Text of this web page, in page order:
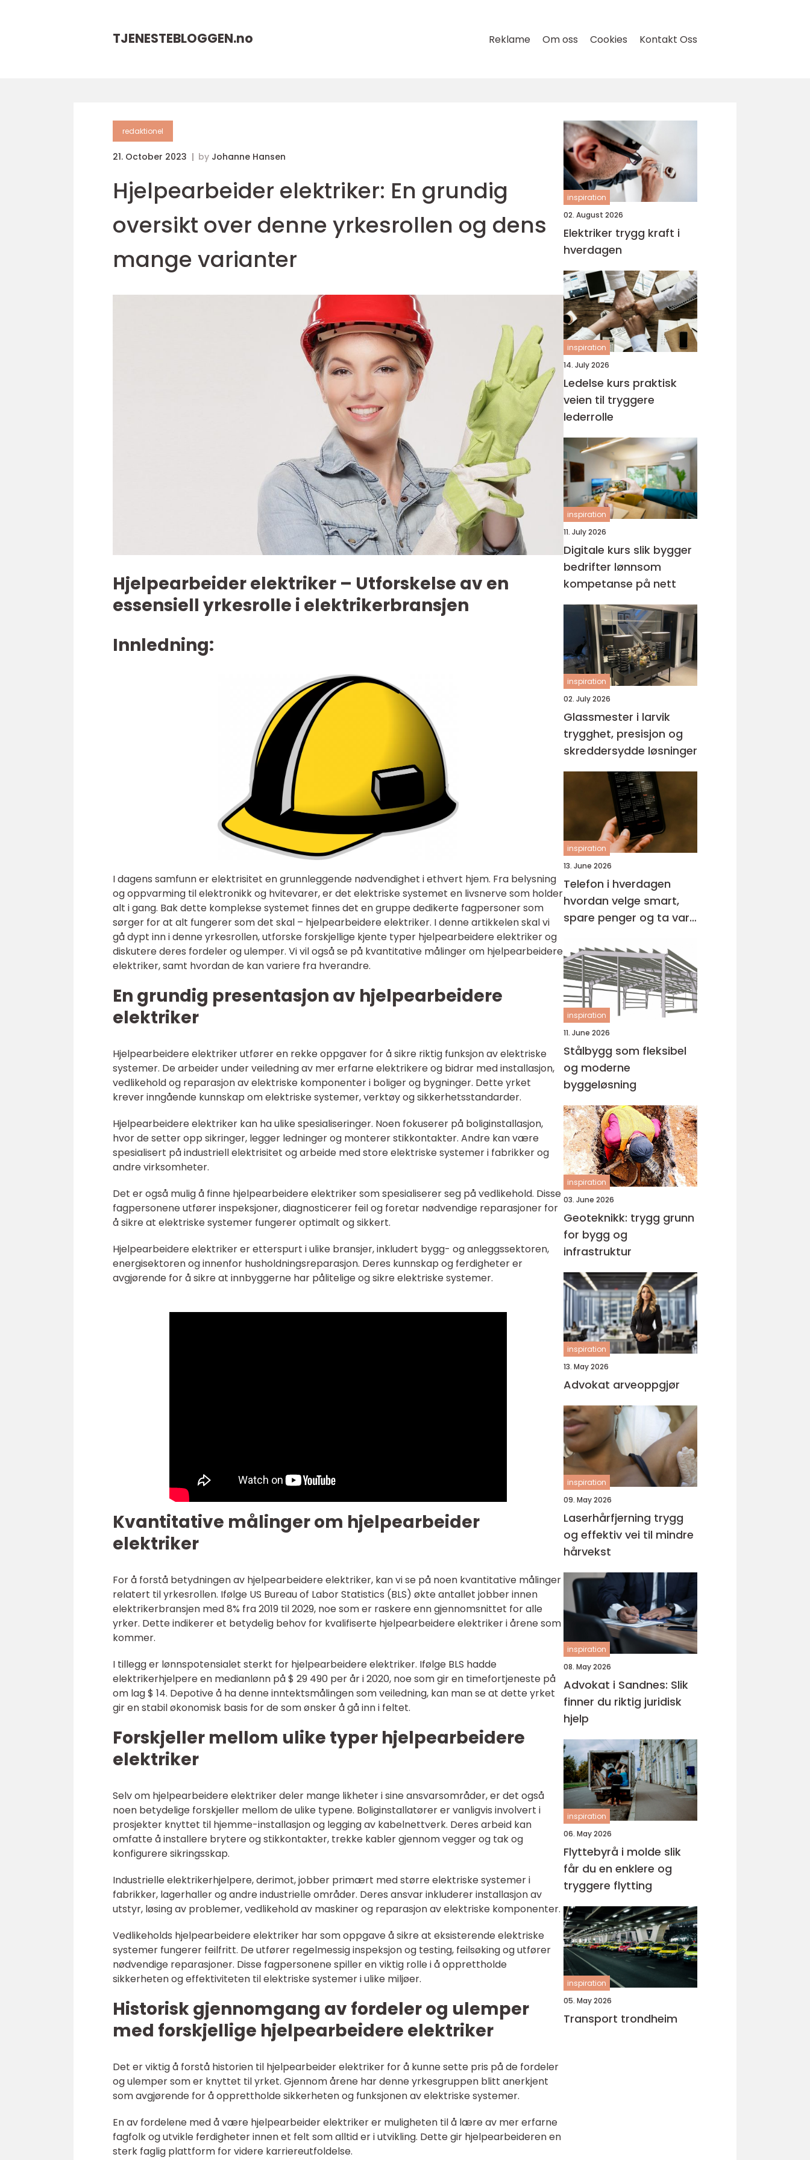
TJENESTEBLOGGEN.no Reklame Om oss Cookies Kontakt Oss
redaktionel
21. October 2023 by Johanne Hansen
Hjelpearbeider elektriker: En grundig
oversikt over denne yrkesrollen og dens
mange varianter
Hjelpearbeider elektriker – Utforskelse av en
essensiell yrkesrolle i elektrikerbransjen
Innledning:
I dagens samfunn er elektrisitet en grunnleggende nødvendighet i ethvert hjem. Fra belysning
og oppvarming til elektronikk og hvitevarer, er det elektriske systemet en livsnerve som holder
alt i gang. Bak dette komplekse systemet finnes det en gruppe dedikerte fagpersoner som
sørger for at alt fungerer som det skal – hjelpearbeidere elektriker. I denne artikkelen skal vi
gå dypt inn i denne yrkesrollen, utforske forskjellige kjente typer hjelpearbeidere elektriker og
diskutere deres fordeler og ulemper. Vi vil også se på kvantitative målinger om hjelpearbeidere
elektriker, samt hvordan de kan variere fra hverandre.
En grundig presentasjon av hjelpearbeidere
elektriker
Hjelpearbeidere elektriker utfører en rekke oppgaver for å sikre riktig funksjon av elektriske
systemer. De arbeider under veiledning av mer erfarne elektrikere og bidrar med installasjon,
vedlikehold og reparasjon av elektriske komponenter i boliger og bygninger. Dette yrket
krever inngående kunnskap om elektriske systemer, verktøy og sikkerhetsstandarder.
Hjelpearbeidere elektriker kan ha ulike spesialiseringer. Noen fokuserer på boliginstallasjon,
hvor de setter opp sikringer, legger ledninger og monterer stikkontakter. Andre kan være
spesialisert på industriell elektrisitet og arbeide med store elektriske systemer i fabrikker og
andre virksomheter.
Det er også mulig å finne hjelpearbeidere elektriker som spesialiserer seg på vedlikehold. Disse
fagpersonene utfører inspeksjoner, diagnosticerer feil og foretar nødvendige reparasjoner for
å sikre at elektriske systemer fungerer optimalt og sikkert.
Hjelpearbeidere elektriker er etterspurt i ulike bransjer, inkludert bygg- og anleggssektoren,
energisektoren og innenfor husholdningsreparasjon. Deres kunnskap og ferdigheter er
avgjørende for å sikre at innbyggerne har pålitelige og sikre elektriske systemer.
Kvantitative målinger om hjelpearbeider
elektriker
For å forstå betydningen av hjelpearbeidere elektriker, kan vi se på noen kvantitative målinger
relatert til yrkesrollen. Ifølge US Bureau of Labor Statistics (BLS) økte antallet jobber innen
elektrikerbransjen med 8% fra 2019 til 2029, noe som er raskere enn gjennomsnittet for alle
yrker. Dette indikerer et betydelig behov for kvalifiserte hjelpearbeidere elektriker i årene som
kommer.
I tillegg er lønnspotensialet sterkt for hjelpearbeidere elektriker. Ifølge BLS hadde
elektrikerhjelpere en medianlønn på $ 29 490 per år i 2020, noe som gir en timefortjeneste på
om lag $ 14. Depotive å ha denne inntektsmålingen som veiledning, kan man se at dette yrket
gir en stabil økonomisk basis for de som ønsker å gå inn i feltet.
Forskjeller mellom ulike typer hjelpearbeidere
elektriker
Selv om hjelpearbeidere elektriker deler mange likheter i sine ansvarsområder, er det også
noen betydelige forskjeller mellom de ulike typene. Boliginstallatører er vanligvis involvert i
prosjekter knyttet til hjemme-installasjon og legging av kabelnettverk. Deres arbeid kan
omfatte å installere brytere og stikkontakter, trekke kabler gjennom vegger og tak og
konfigurere sikringsskap.
Industrielle elektrikerhjelpere, derimot, jobber primært med større elektriske systemer i
fabrikker, lagerhaller og andre industrielle områder. Deres ansvar inkluderer installasjon av
utstyr, løsing av problemer, vedlikehold av maskiner og reparasjon av elektriske komponenter.
Vedlikeholds hjelpearbeidere elektriker har som oppgave å sikre at eksisterende elektriske
systemer fungerer feilfritt. De utfører regelmessig inspeksjon og testing, feilsøking og utfører
nødvendige reparasjoner. Disse fagpersonene spiller en viktig rolle i å opprettholde
sikkerheten og effektiviteten til elektriske systemer i ulike miljøer.
Historisk gjennomgang av fordeler og ulemper
med forskjellige hjelpearbeidere elektriker
Det er viktig å forstå historien til hjelpearbeider elektriker for å kunne sette pris på de fordeler
og ulemper som er knyttet til yrket. Gjennom årene har denne yrkesgruppen blitt anerkjent
som avgjørende for å opprettholde sikkerheten og funksjonen av elektriske systemer.
En av fordelene med å være hjelpearbeider elektriker er muligheten til å lære av mer erfarne
fagfolk og utvikle ferdigheter innen et felt som alltid er i utvikling. Dette gir hjelpearbeideren en
sterk faglig plattform for videre karriereutfoldelse.
inspiration
02. August 2026
Elektriker trygg kraft i
hverdagen
inspiration
14. July 2026
Ledelse kurs praktisk
veien til tryggere
lederrolle
inspiration
11. July 2026
Digitale kurs slik bygger
bedrifter lønnsom
kompetanse på nett
inspiration
02. July 2026
Glassmester i larvik
trygghet, presisjon og
skreddersydde løsninger
inspiration
13. June 2026
Telefon i hverdagen
hvordan velge smart,
spare penger og ta vare
inspiration
11. June 2026
Stålbygg som fleksibel
og moderne
byggeløsning
inspiration
03. June 2026
Geoteknikk: trygg grunn
for bygg og
infrastruktur
inspiration
13. May 2026
Advokat arveoppgjør
inspiration
09. May 2026
Laserhårfjerning trygg
og effektiv vei til mindre
hårvekst
inspiration
08. May 2026
Advokat i Sandnes: Slik
finner du riktig juridisk
hjelp
inspiration
06. May 2026
Flyttebyrå i molde slik
får du en enklere og
tryggere flytting
inspiration
05. May 2026
Transport trondheim